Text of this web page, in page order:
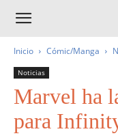
Inicio Cómic/Manga
Noticias
Marvel ha
para